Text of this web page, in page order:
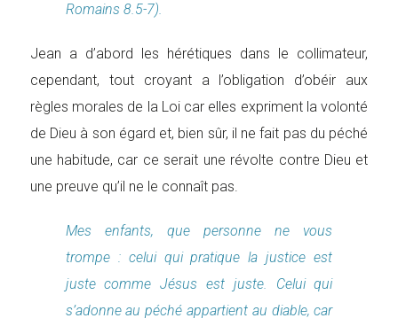
Romains 8.5-7).
Jean a d’abord les hérétiques dans le collimateur,
cependant, tout croyant a l’obligation d’obéir aux
règles morales de la Loi car elles expriment la volonté
de Dieu à son égard et, bien sûr, il ne fait pas du péché
une habitude, car ce serait une révolte contre Dieu et
une preuve qu’il ne le connaît pas.
Mes enfants, que personne ne vous
trompe : celui qui pratique la justice est
juste comme Jésus est juste. Celui qui
s’adonne au péché appartient au diable, car